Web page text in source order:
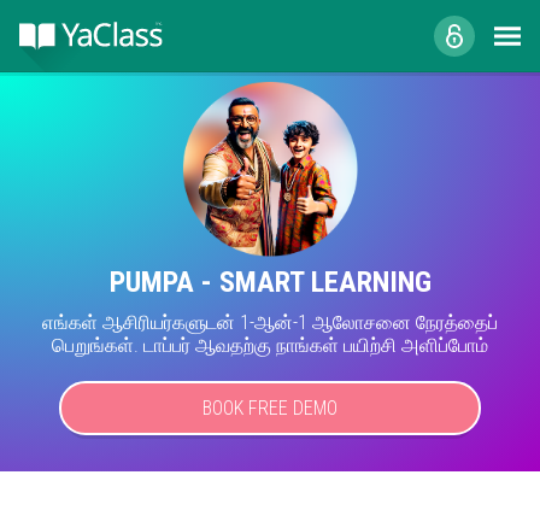
PUMPA - SMART LEARNING
எங்கள் ஆசிரியர்களுடன் 1-ஆன்-1 ஆலோசனை நேரத்தைப்
பெறுங்கள். டாப்பர் ஆவதற்கு நாங்கள் பயிற்சி அளிப்போம்
BOOK FREE DEMO